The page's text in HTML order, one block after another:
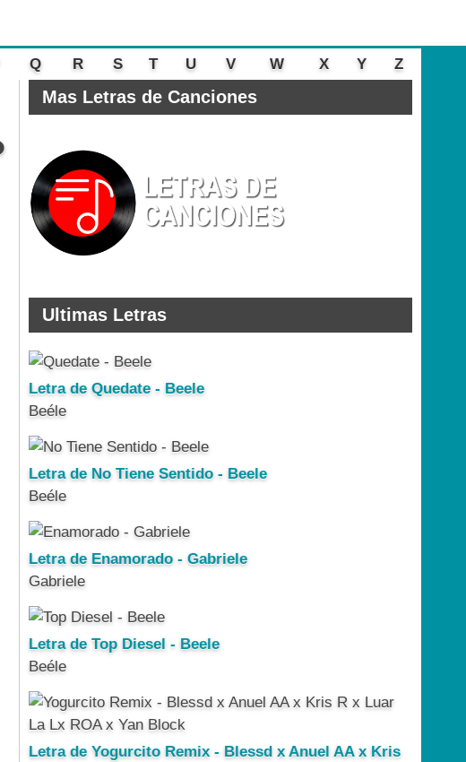
Q R S T U V W X Y
Z
Mas Letras de Canciones
Ultimas Letras
Letra de Quedate - Beele
Beéle
Letra de No Tiene Sentido - Beele
Beéle
Letra de Enamorado - Gabriele
Gabriele
Letra de Top Diesel - Beele
Beéle
Letra de Yogurcito Remix - Blessd x Anuel AA x Kris